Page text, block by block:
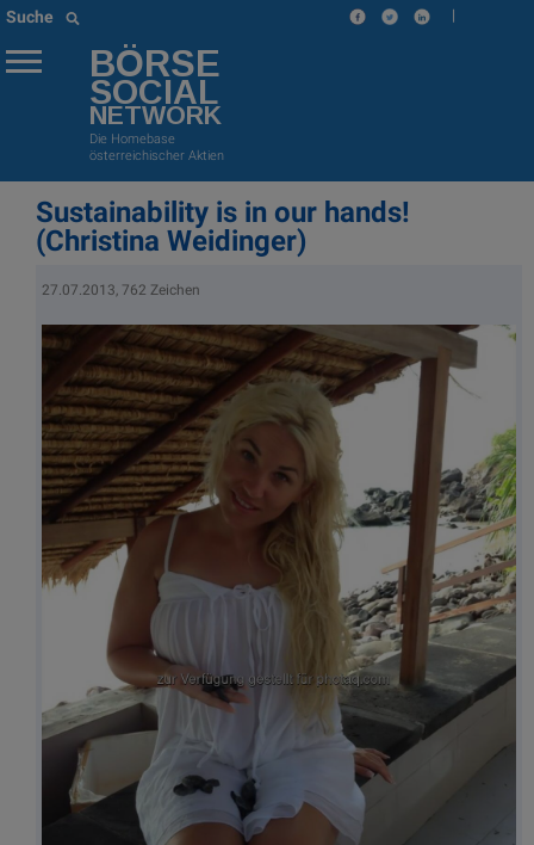
Suche |
BÖRSE
SOCIAL
NETWORK
Die Homebase
österreichischer Aktien
Sustainability is in our hands!
(Christina Weidinger)
27.07.2013, 762 Zeichen